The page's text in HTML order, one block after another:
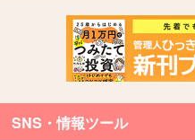
SNS・情報ツール